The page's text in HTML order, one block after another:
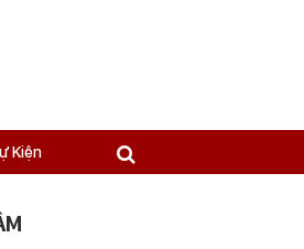
Kiện